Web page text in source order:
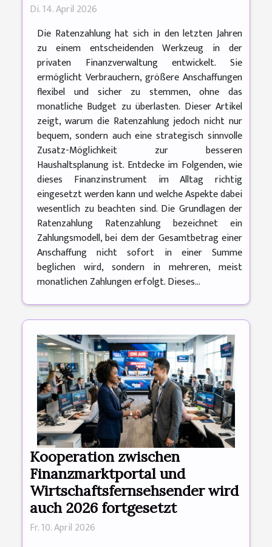
Di. 14. April 2026
Die Ratenzahlung hat sich in den letzten Jahren
zu einem entscheidenden Werkzeug in der
privaten Finanzverwaltung entwickelt. Sie
ermöglicht Verbrauchern, größere Anschaffungen
flexibel und sicher zu stemmen, ohne das
monatliche Budget zu überlasten. Dieser Artikel
zeigt, warum die Ratenzahlung jedoch nicht nur
bequem, sondern auch eine strategisch sinnvolle
Zusatz-Möglichkeit zur besseren
Haushaltsplanung ist. Entdecke im Folgenden, wie
dieses Finanzinstrument im Alltag richtig
eingesetzt werden kann und welche Aspekte dabei
wesentlich zu beachten sind. Die Grundlagen der
Ratenzahlung Ratenzahlung bezeichnet ein
Zahlungsmodell, bei dem der Gesamtbetrag einer
Anschaffung nicht sofort in einer Summe
beglichen wird, sondern in mehreren, meist
monatlichen Zahlungen erfolgt. Dieses...
Kooperation zwischen
Finanzmarktportal und
Wirtschaftsfernsehsender wird
auch 2026 fortgesetzt
Fr. 10. April 2026